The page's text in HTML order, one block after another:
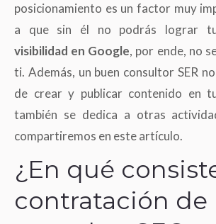
posicionamiento es un factor muy
a que sin él no podrás lograr
visibilidad en Google, por ende, no
ti. Además, un buen consultor SER
de crear y publicar contenido en
también se dedica a otras
compartiremos en este artículo.
¿En qué
contratación de